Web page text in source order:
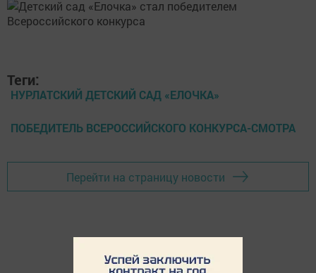
Теги:
НУРЛАТСКИЙ ДЕТСКИЙ САД «ЕЛОЧКА»
ПОБЕДИТЕЛЬ ВСЕРОССИЙСКОГО КОНКУРСА-СМОТРА
Перейти на страницу новости